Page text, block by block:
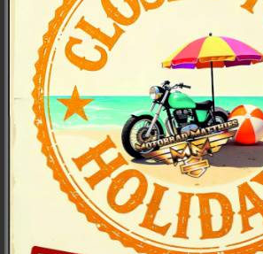
Seit nunmehr 25 Jahren bewegt sich die
Low Rider auf den Straßen. Nur 64
Zentimeter über der Fahrbahn - auf ihr
sitzen Sie tiefer als auf allen anderen
Harleys. Der 32 Grad Lenkkopfwinkel,
der Low-Rise-Lenker am Pull-Back-Riser,
die abgesenkten Federelemente sowie
der flache Custom-Sitz sind allesamt
Ausstattungsdetails, die die
aufsehenerregende Optik der Low Rider
prägen. Ihre langgestreckte niedrige
Form und die Anbringung des Lenkers,
des Schalt- und Bremshebels machen
die Low Rider zum Modell für Custom-
Liebhaber - aller Körpergrößen.